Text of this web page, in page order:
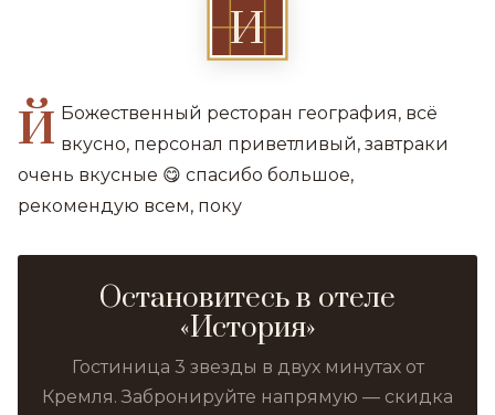
И
й Божественный ресторан география, всё
вкусно, персонал приветливый, завтраки
очень вкусные 😋 спасибо большое,
рекомендую всем, поку
Остановитесь в отеле
«История»
Гостиница 3 звезды в двух минутах от
Кремля. Забронируйте напрямую — скидка